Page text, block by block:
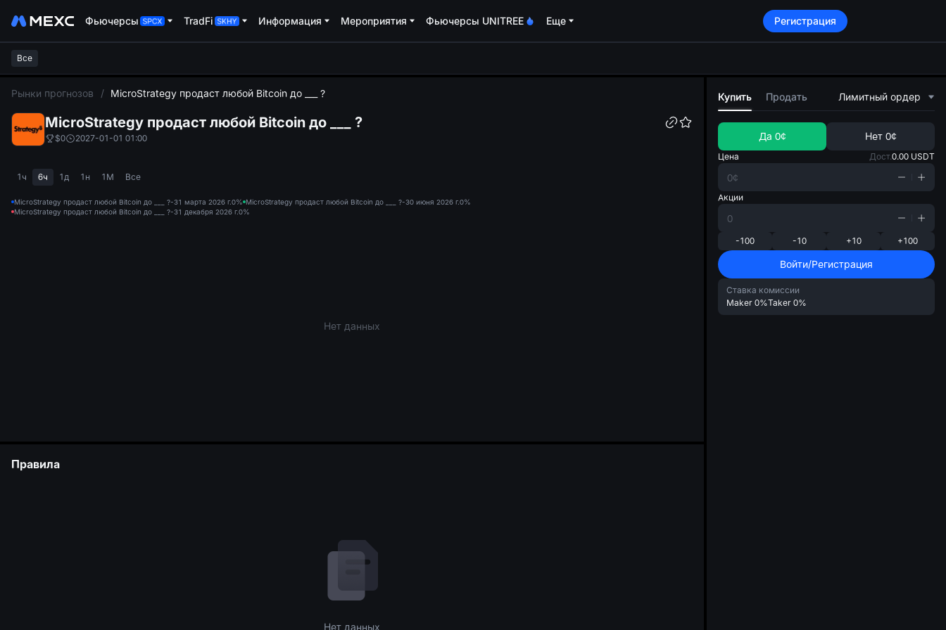
Фьючерсы TradFi Информация Мероприятия Фьючерсы UNITREE Еще Регистрация
Все
Рынки прогнозов / MicroStrategy продаст любой Bitcoin до ___ ?
MicroStrategy продаст любой Bitcoin до ___ ?
$0 2027-01-01 01:00
1ч 6ч 1д 1н 1М Все
MicroStrategy продаст любой Bitcoin до ___ ?-31 марта 2026 г.0% MicroStrategy продаст любой Bitcoin до ___ ?-30 июня 2026 г.0%
MicroStrategy продаст любой Bitcoin до ___ ?-31 декабря 2026 г.0%
Нет данных
Правила
Нет данных
Купить Продать Лимитный ордер
Да 0¢ Нет 0¢
Цена Дост.0.00 USDT
Акции
-100 -10 +10 +100
Войти/Регистрация
Ставка комиссии
Maker 0%Taker 0%